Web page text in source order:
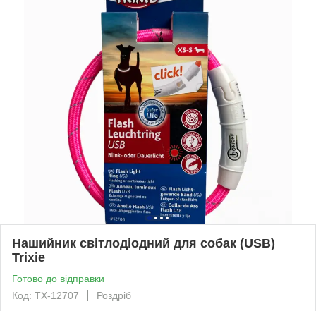
Нашийник світлодіодний для собак (USB)
Trixie
Готово до відправки
Код: ТХ-12707
Роздріб